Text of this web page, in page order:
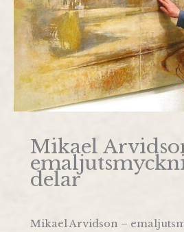
Mikael
delar
Mikael Arvidson –